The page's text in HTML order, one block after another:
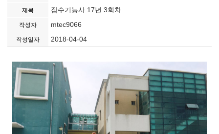
제목 잠수기능사 17년 3회차
작성자 mtec9066
작성일자 2018-04-04